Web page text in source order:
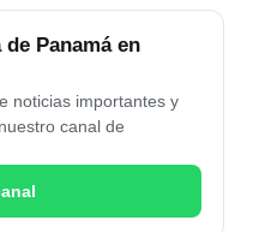
Panamá en
noticias importantes y
canal de